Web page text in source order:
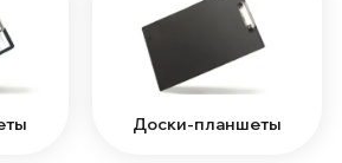
Доски-планшеты